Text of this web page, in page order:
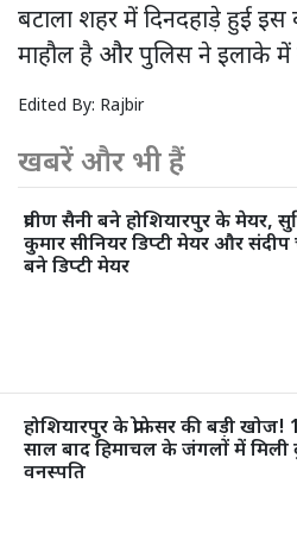
बटाला शहर में दिनदहाड़े हुई
माहौल है और पुलिस ने इलाके में
Edited By: Rajbir
खबरें और भी हैं
प्रवीण सैनी बने होशियारपुर के मेयर,
कुमार सीनियर डिप्टी मेयर और संदीप
बने डिप्टी मेयर
होशियारपुर के प्रोफेसर की बड़ी खोज!
साल बाद हिमाचल के जंगलों में मिली
वनस्पति